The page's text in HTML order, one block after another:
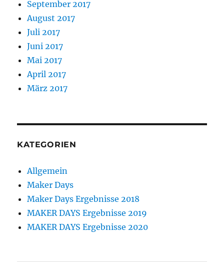
September 2017
August 2017
Juli 2017
Juni 2017
Mai 2017
April 2017
März 2017
KATEGORIEN
Allgemein
Maker Days
Maker Days Ergebnisse 2018
MAKER DAYS Ergebnisse 2019
MAKER DAYS Ergebnisse 2020